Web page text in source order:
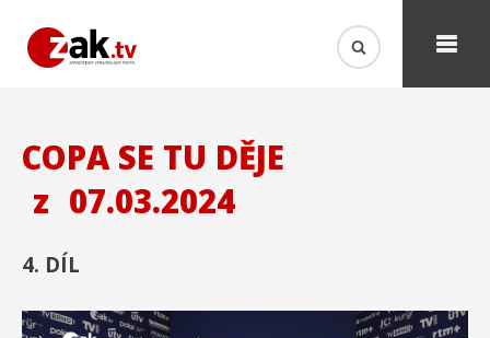
COPA SE TU DĚJE
z 07.03.2024
4. DÍL